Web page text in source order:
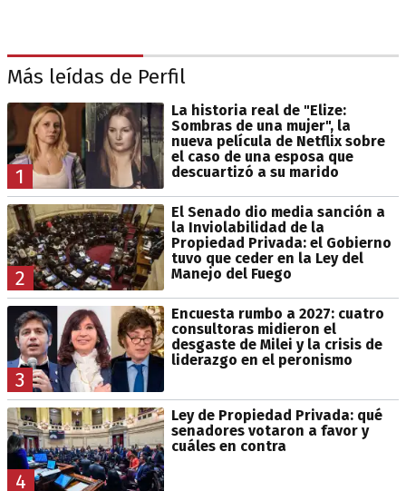
Más leídas de Perfil
1
La historia real de "Elize:
Sombras de una mujer", la
nueva película de Netflix sobre
el caso de una esposa que
descuartizó a su marido
2
El Senado dio media sanción a
la Inviolabilidad de la
Propiedad Privada: el Gobierno
tuvo que ceder en la Ley del
Manejo del Fuego
3
Encuesta rumbo a 2027: cuatro
consultoras midieron el
desgaste de Milei y la crisis de
liderazgo en el peronismo
4
Ley de Propiedad Privada: qué
senadores votaron a favor y
cuáles en contra